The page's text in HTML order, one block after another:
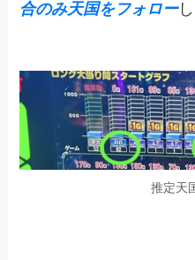
合のみ天国をフォロー
推定天